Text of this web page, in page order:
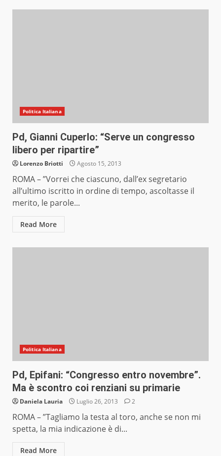
Politica Italiana
Pd, Gianni Cuperlo: “Serve un congresso
libero per ripartire”
Lorenzo Briotti Agosto 15, 2013
ROMA – ”Vorrei che ciascuno, dall’ex segretario
all’ultimo iscritto in ordine di tempo, ascoltasse il
merito, le parole...
Read More
Politica Italiana
Pd, Epifani: “Congresso entro novembre”.
Ma è scontro coi renziani su primarie
Daniela Lauria Luglio 26, 2013 2
ROMA – ”Tagliamo la testa al toro, anche se non mi
spetta, la mia indicazione è di...
Read More